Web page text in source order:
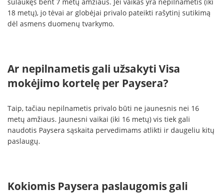
18 metų), jo tėvai ar globėjai privalo pateikti rašytinį sutikimą
dėl asmens duomenų tvarkymo.
Ar nepilnametis gali užsakyti Visa
mokėjimo kortelę per Paysera?
Taip, tačiau nepilnametis privalo būti ne jaunesnis nei 16
metų amžiaus. Jaunesni vaikai (iki 16 metų) vis tiek gali
naudotis Paysera sąskaita pervedimams atlikti ir daugeliu kitų
paslaugų.
Kokiomis Paysera paslaugomis gali